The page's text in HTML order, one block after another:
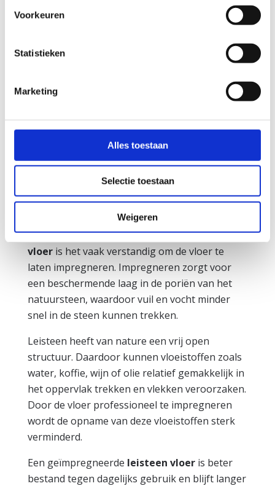
Voorkeuren
Statistieken
Marketing
Alles toestaan
Selectie toestaan
Weigeren
vertellen
Impregneren van
de leisteen vloer
Voor een optimaal en langdurig
Na een grondigereiniging van de leisteen
vloeris het vaak verstandig om de vloer te
laten impregneren. Impregneren zorgt voor
een beschermende laag in de poriën van het
natuursteen, waardoor vuil en vocht minder
snel in de steen kunnen trekken.
Leisteen heeft van nature een vrij open
structuur. Daardoor kunnen vloeistoffen zoals
water, koffie, wijn of olie relatief gemakkelijk in
het oppervlak trekken en vlekken veroorzaken.
Door de vloer professioneel te impregneren
wordt de opname van deze vloeistoffen sterk
verminderd.
Een geïmpregneerde leisteen vloeris beter
bestand tegen dagelijks gebruik en blijft langer